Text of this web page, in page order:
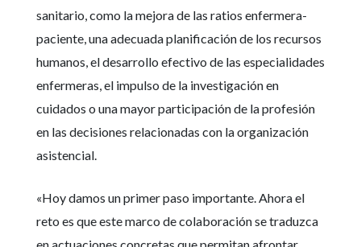
sanitario, como la mejora de las ratios enfermera-
paciente, una adecuada planificación de los recursos
humanos, el desarrollo efectivo de las especialidades
enfermeras, el impulso de la investigación en
cuidados o una mayor participación de la profesión
en las decisiones relacionadas con la organización
asistencial.
«Hoy damos un primer paso importante. Ahora el
reto es que este marco de colaboración se traduzca